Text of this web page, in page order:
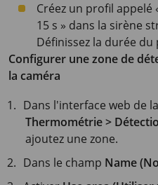
Créez un profil
15 s » dans la sirène
Définissez la durée
Configurer une zone de
la caméra
Dans l'interface web de
Thermométrie >
ajoutez une zone.
Dans le champ Name